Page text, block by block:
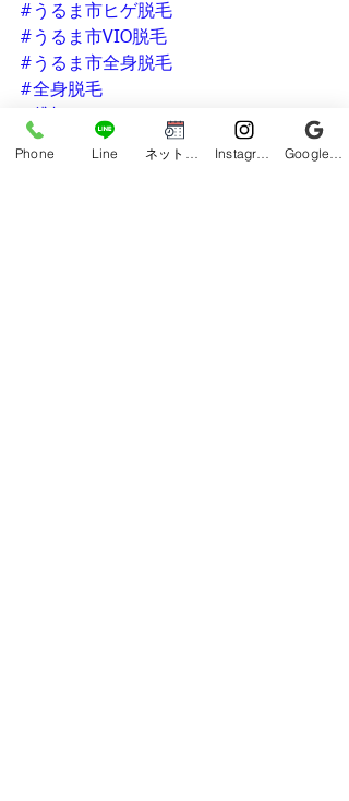
#うるま市ヒゲ脱毛
#うるま市VIO脱毛
#うるま市全身脱毛
#全身脱毛
#貸切サロン
#沖縄メンズ脱毛
Phone Line